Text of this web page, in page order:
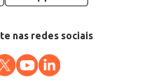
nas redes sociais